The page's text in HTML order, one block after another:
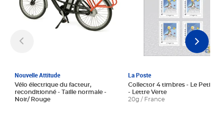
Nouvelle Attitude
Vélo électrique du facteur,
reconditionné - Taille normale -
Noir/ Rouge
La Poste
Collector 4 timbres - Le Petit
- Lettre Verte
20g / France